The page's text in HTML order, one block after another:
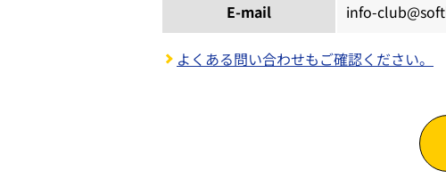
E-mail info-
よくある問い合わせもご確認ください。